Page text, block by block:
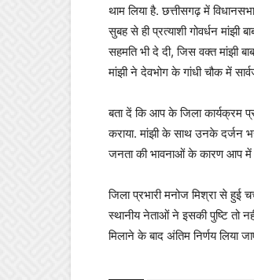
थाम लिया है. छत्तीसगढ़ में
सुबह से ही प्रत्याशी गोवर्धन
सहमति भी दे दी, जिस वक्त मांझी
मांझी ने देवभोग के गांधी चौक में
बता दें कि आप के जिला कार्यक्रम
कराया. मांझी के साथ उनके दर्जन
जनता की भावनाओं के कारण आप में
जिला प्रभारी मनोज मिश्रा से हुई
स्थानीय नेताओं ने इसकी पुष्टि तो
मिलाने के बाद अंतिम निर्णय लिया